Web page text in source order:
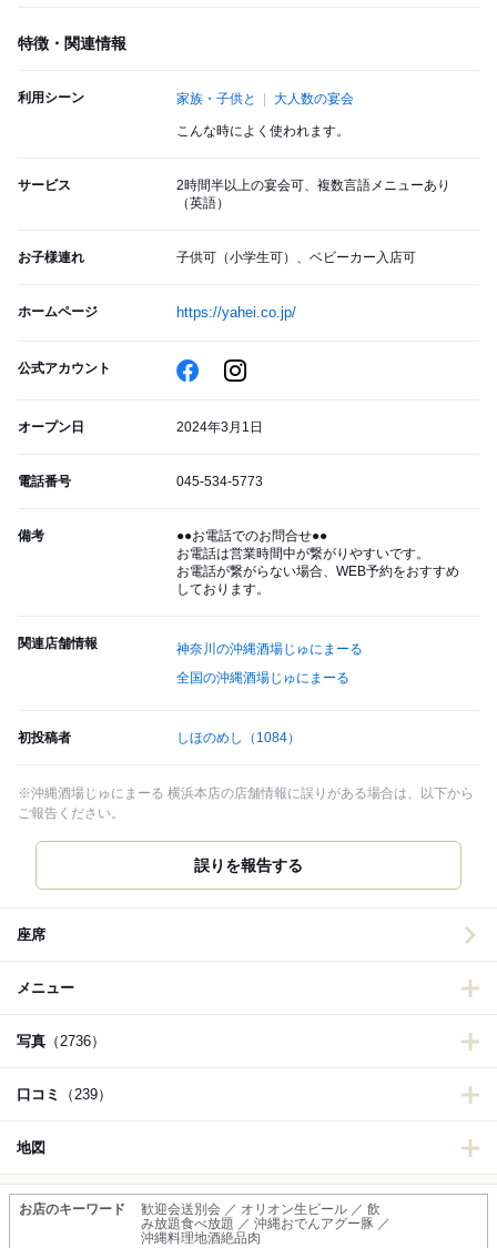
特徴・関連情報
利用シーン 家族・子供と 大人数の宴会
こんな時によく使われます。
サービス
2時間半以上の宴会可、複数言語メニューあり
（英語）
お子様連れ 子供可（小学生可）、ベビーカー入店可
ホームページ https://yahei.co.jp/
公式アカウント
オープン日 2024年3月1日
電話番号 045-534-5773
備考
●●お電話でのお問合せ●●
お電話は営業時間中が繋がりやすいです。
お電話が繋がらない場合、WEB予約をおすすめ
しております。
関連店舗情報
神奈川の沖縄酒場じゅにまーる
全国の沖縄酒場じゅにまーる
初投稿者 しほのめし （1084）
※沖縄酒場じゅにまーる 横浜本店の店舗情報に誤りがある場合は、以下から
ご報告ください。
誤りを報告する
座席
メニュー
写真 （2736）
口コミ （239）
地図
お店のキーワード
歓迎会送別会 ／ オリオン生ビール ／ 飲
み放題食べ放題 ／ 沖縄おでんアグー豚 ／
沖縄料理地酒絶品肉